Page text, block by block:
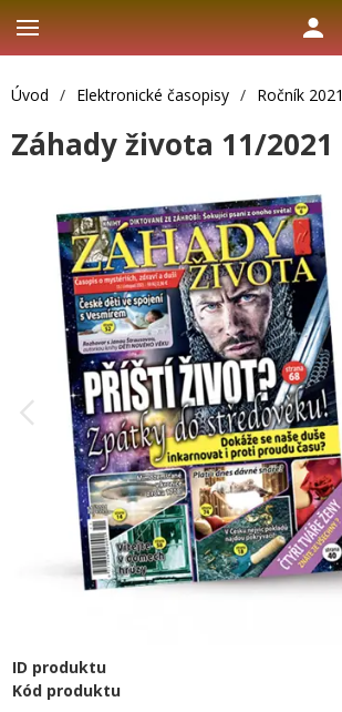
Úvod / Elektronické časopisy / Ročník 2021
Záhady života 11/2021
ID produktu
Kód produktu